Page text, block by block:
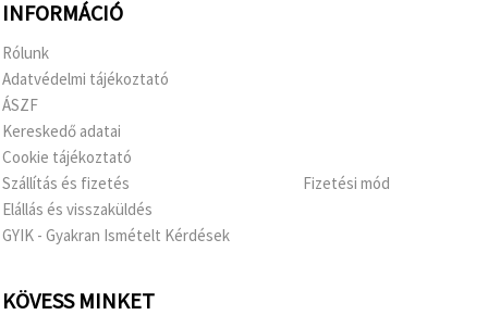
INFORMÁCIÓ
Rólunk
Adatvédelmi tájékoztató
ÁSZF
Kereskedő adatai
Cookie tájékoztató
Szállítás és fizetés
Elállás és visszaküldés
GYIK - Gyakran Ismételt Kérdések
Fizetési mód
KÖVESS MINKET